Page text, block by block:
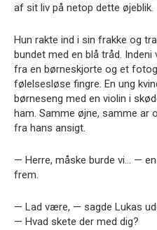
af sit liv på netop dette øjeblik.
Hun rakte ind i sin frakke og
bundet med en blå tråd.
fra en børneskjorte og et
følelsesløse fingre. En ung
børneseng med en violin i
ham. Samme øjne, samme ar
fra hans ansigt.
— Herre, måske burde vi… —
frem.
— Lad være, — sagde Lukas
— Hvad skete der med dig?